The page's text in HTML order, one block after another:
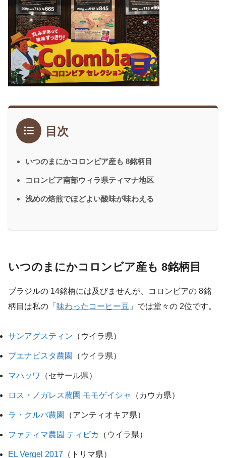
目次
いつのまにかコロンビア産も 8銘柄目
コロンビア南部ウィラ県ティマナ地区
浅めの焙煎でほどよい酸味が味わえる
いつのまにかコロンビア産も 8銘柄目
ブラジルの 14銘柄には及びませんが、コロンビアの 8銘
柄目は私の「 味わったコーヒー豆 」では堂々の 2位です。
サンアグスティン （ウイラ県）
ブエナビスタ農園 （ウイラ県）
マハッワ （セサール県）
ロス・ノガレス農園 モモゲイシャ （カウカ県）
ラ・クルバ農園 （アンティオキア県）
ファティマ農園 ティピカ （ウイラ県）
EL Vergel 2017 （トリマ県）